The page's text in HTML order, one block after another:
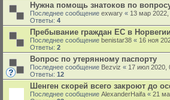
Нужна помощь знатоков по
Последнее сообщение exwary « 13 мар 2022,
Ответы: 4
Пребывание граждан ЕС в Норвегии
Последнее сообщение benistar38 « 16 ноя
Ответы: 2
Вопрос по утерянному паспорту
Последнее сообщение Bezviz « 17 июл 2020,
Ответы: 12
Шенген скорей всего закроют до
Последнее сообщение AlexanderHaifa « 21